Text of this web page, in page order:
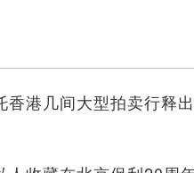
香港几间大型拍卖行释